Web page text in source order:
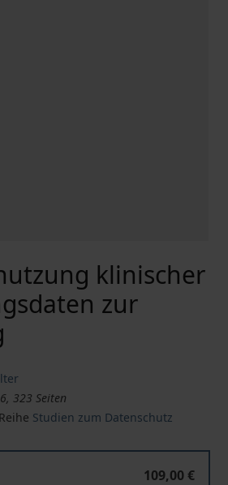
klinischer
zur
323 Seiten
Studien zum Datenschutz
109,00 €